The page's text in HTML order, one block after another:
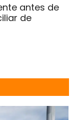
antes de
de